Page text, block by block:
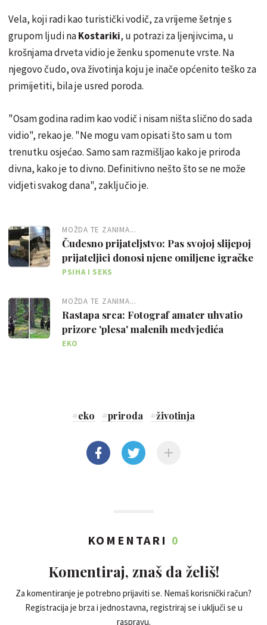
Vela, koji radi kao turistički vodič, za vrijeme šetnje s
grupom ljudi naKostariki, u potrazi za ljenjivcima, u
krošnjama drveta vidio je ženku spomenute vrste. Na
njegovo čudo, ova životinja koju je inače općenito teško za
primijetiti, bila je usred poroda.
"Osam godina radim kao vodič i nisam ništa slično do sada
vidio", rekao je. "Ne mogu vam opisati što sam u tom
trenutku osjećao. Samo sam razmišljao kako je priroda
divna, kako je to divno. Definitivno nešto što se ne može
vidjeti svakog dana", zaključio je.
MOŽDA TE ZANIMA...
Čudesno prijateljstvo: Pas svojoj slijepoj
prijateljici donosi njene omiljene igračke
PSIHA I SEKS
MOŽDA TE ZANIMA...
Rastapa srca: Fotograf amater uhvatio
prizore 'plesa' malenih medvjedića
EKO
#eko #priroda #životinja
KOMENTARI 0
Komentiraj, znaš da želiš!
Za komentiranje je potrebno prijaviti se. Nemaš korisnički račun?
Registracija je brza i jednostavna, registriraj se i uključi se u
raspravu.